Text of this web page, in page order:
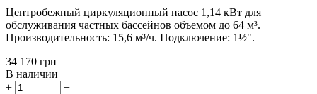
Центробежный циркуляционный насос 1,14 кВт для
обслуживания частных бассейнов объемом до 64 м³.
Производительность: 15,6 м³/ч. Подключение: 1½".
‍34 170‍ грн
В наличии
+
−